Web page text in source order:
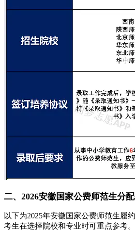
二、2026安徽国家公费师范生分
以下为2025年安徽国家公费师范生履
考生在选择院校和专业时可重点参考。